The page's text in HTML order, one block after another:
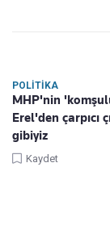
POLITIKA
MHP'nin
Erel'den çarpıcı
gibiyiz
Kaydet